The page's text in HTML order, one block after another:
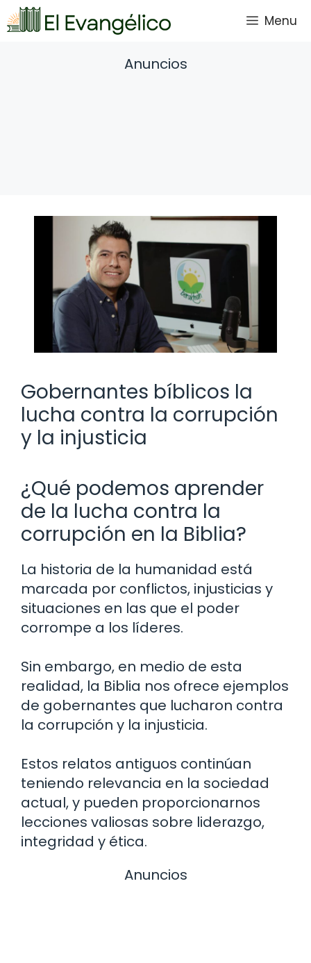
Saltar
al
Menu
Anuncios
Gobernantes bíblicos la
lucha contra la corrupción
y la injusticia
¿Qué podemos aprender
de la lucha contra la
corrupción en la Biblia?
La historia de la humanidad está
marcada por conflictos, injusticias y
situaciones en las que el poder
corrompe a los líderes.
Sin embargo, en medio de esta
realidad, la Biblia nos ofrece ejemplos
de gobernantes que lucharon contra
la corrupción y la injusticia.
Estos relatos antiguos continúan
teniendo relevancia en la sociedad
actual, y pueden proporcionarnos
lecciones valiosas sobre liderazgo,
integridad y ética.
Anuncios